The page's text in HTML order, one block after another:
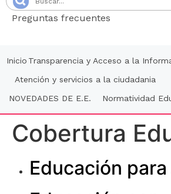
Preguntas frecuentes
Inicio Transparencia y Acceso a la
Atención y servicios a la ciudadania
NOVEDADES DE E.E.
Normatividad
Cobertura
Educación